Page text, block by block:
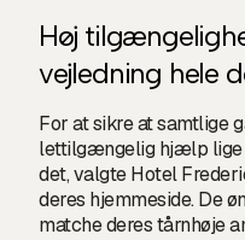
Høj
vejledning hele
For at sikre at samtlige
lettilgængelig hjælp lige
det, valgte Hotel
deres hjemmeside. De
matche deres tårnhøje